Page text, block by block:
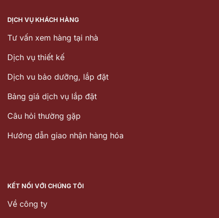
DỊCH VỤ KHÁCH HÀNG
Tư vấn xem hàng tại nhà
Dịch vụ thiết kế
Dịch vu bảo dưỡng, lắp đặt
Bảng giá dịch vụ lắp đặt
Câu hỏi thường gặp
Hướng dẫn giao nhận hàng hóa
KẾT NỐI VỚI CHÚNG TÔI
Về công ty